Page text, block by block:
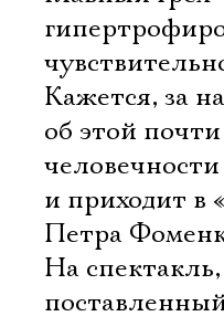
Кажется, за
об этой
и приходит в
Петра
На спектакль,